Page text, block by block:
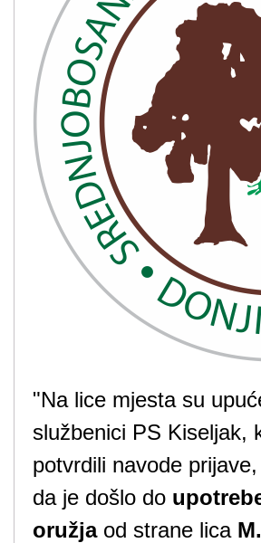
"Na lice mjesta su
službenici PS Kiseljak,
potvrdili navode
da je došlo do
oružjaod strane lica